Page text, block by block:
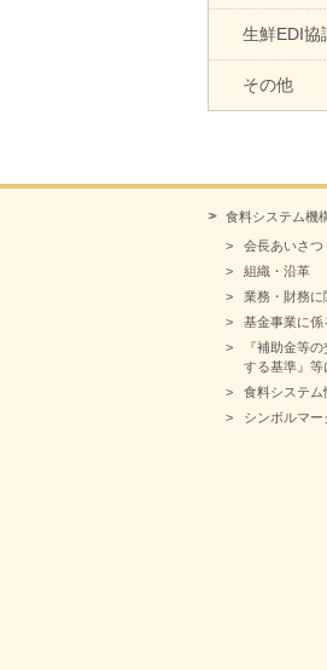
生鮮EDI協
その他
食料システム機
会長あいさつ
組織・沿革
業務・財務に
基金事業に係
『補助金等
する基準』等
食料システム
シンボルマー